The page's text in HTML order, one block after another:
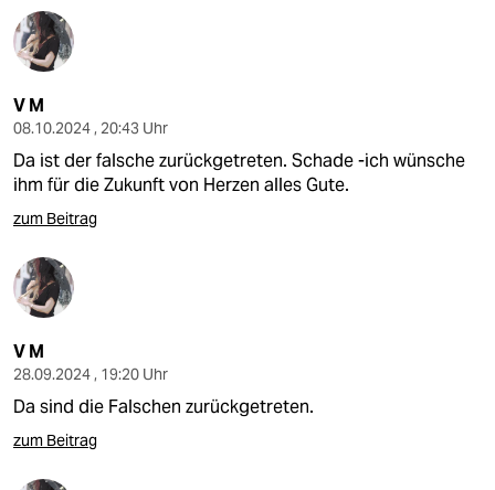
unterstützen
abo
genossenschaft
V M
08.10.2024 , 20:43 Uhr
Da ist der falsche zurückgetreten. Schade -ich wünsche
ihm für die Zukunft von Herzen alles Gute.
zum Beitrag
V M
28.09.2024 , 19:20 Uhr
Da sind die Falschen zurückgetreten.
zum Beitrag